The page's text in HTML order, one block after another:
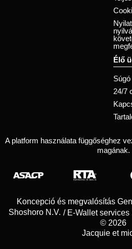
Élő
Súgó
24/7
A platform használata függőséghez
magának.
Koncepció és megvalósítás
/ E-Wallet services
© 2026
Jacquie et